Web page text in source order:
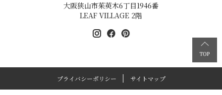
大阪狭山市茱萸木6丁目1946番
LEAF VILLAGE 2階
プライバシーポリシー サイトマップ